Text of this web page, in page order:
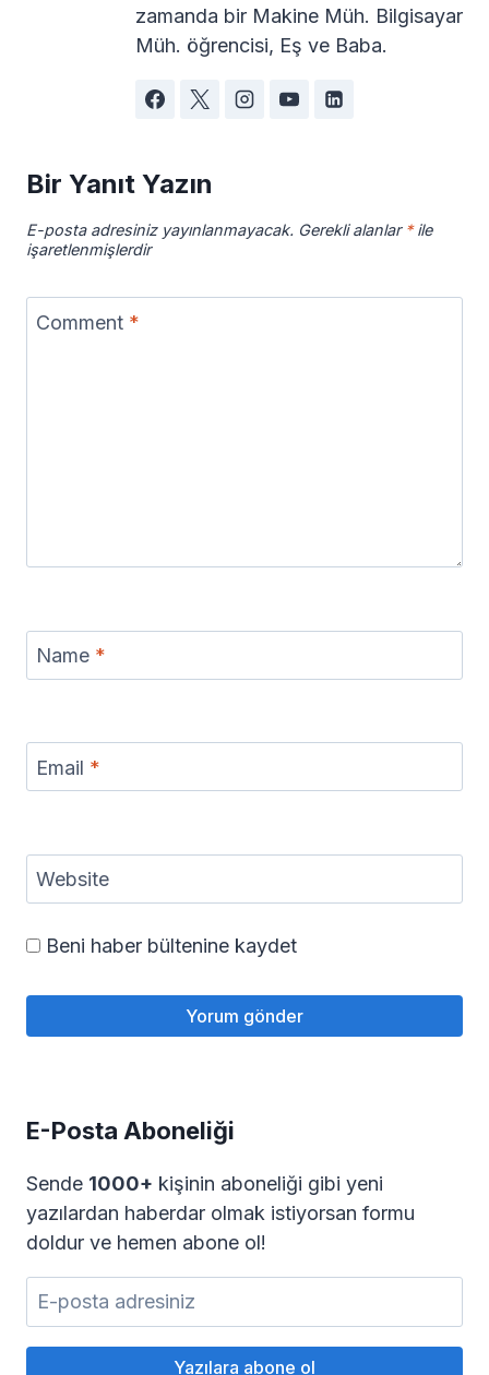
zamanda bir Makine Müh. Bilgisayar
Müh. öğrencisi, Eş ve Baba.
Bir Yanıt Yazın
E-posta adresiniz yayınlanmayacak. Gerekli alanlar *ile
işaretlenmişlerdir
Comment *
Name *
Email *
Website
Beni haber bültenine kaydet
E-Posta Aboneliği
Sende 1000+ kişinin aboneliği gibi yeni
yazılardan haberdar olmak istiyorsan formu
doldur ve hemen abone ol!